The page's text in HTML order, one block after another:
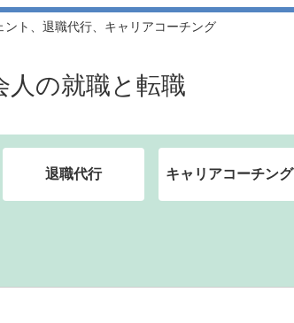
ント、退職代行、キャリアコーチング
人の就職と転職
退職代行 キャリアコーチング